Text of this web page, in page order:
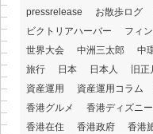
pressrelease
お散歩ログ
ビクトリアハーバー
フィ
世界大会
中洲三太郎 中
旅行
日本 日本人 旧正
資産運用
資産運用コラム
香港グルメ
香港ディズニ
香港在住
香港政府 香港